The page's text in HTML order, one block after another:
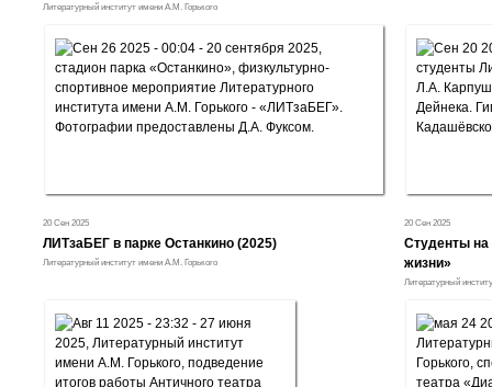
Литературный институт имени А.М. Горького
20 Сен 2025
ЛИТзаБЕГ в парке Останкино (2025)
Литературный институт имени А.М. Горького
20 Сен 2025
Студенты на
жизни»
Литературный